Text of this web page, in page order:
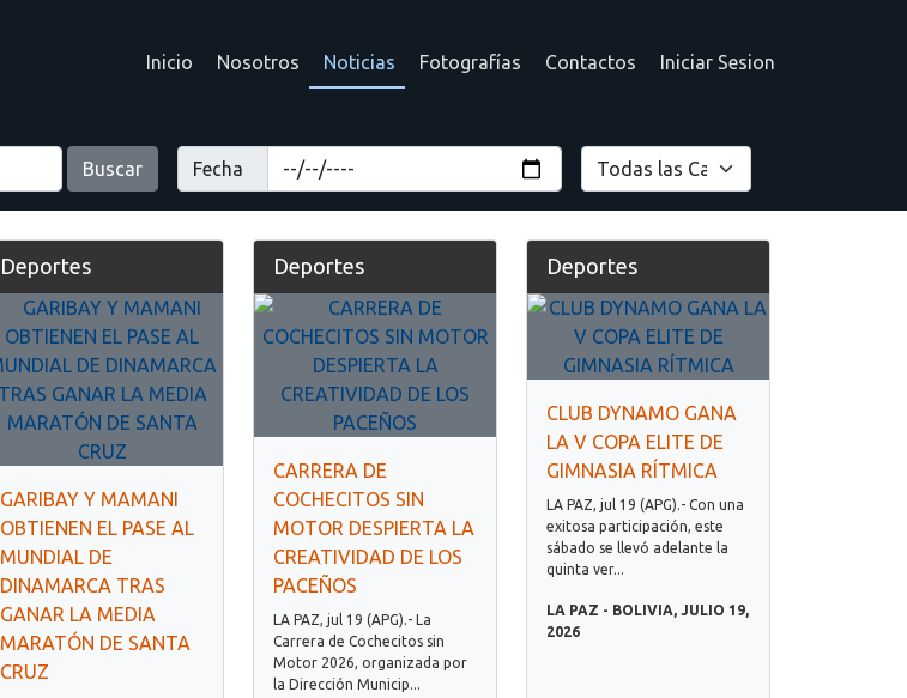
Inicio Nosotros Noticias Fotografías Contactos Iniciar Sesion
Buscar Fecha
Deportes
GARIBAY Y MAMANI
OBTIENEN EL PASE AL
MUNDIAL DE
DINAMARCA TRAS
GANAR LA MEDIA
MARATÓN DE SANTA
CRUZ
Deportes
CARRERA DE
COCHECITOS SIN
MOTOR DESPIERTA LA
CREATIVIDAD DE LOS
PACEÑOS
LA PAZ, jul 19 (APG).- La
Carrera de Cochecitos sin
Motor 2026, organizada por
la Dirección Municip...
Deportes
CLUB DYNAMO GANA
LA V COPA ELITE DE
GIMNASIA RÍTMICA
LA PAZ, jul 19 (APG).- Con una
exitosa participación, este
sábado se llevó adelante la
quinta ver...
LA PAZ - BOLIVIA, JULIO 19,
2026